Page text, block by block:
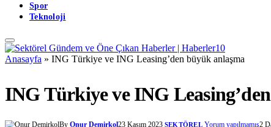
Spor
Teknoloji
Anasayfa » ING Türkiye ve ING Leasing’den büyük anlaşma
ING Türkiye ve ING
By Onur Demirkol23 Kasım 2023 SEKTÖREL Yorum yapılmamış2